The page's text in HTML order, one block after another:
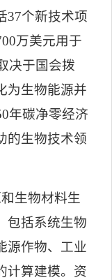
37个新技术项
万美元用于
决于国会拨
为生物能源并
年碳净零经济
的生物技术领
生物材料生
包括系统生物
源作物、工业
计算建模。资